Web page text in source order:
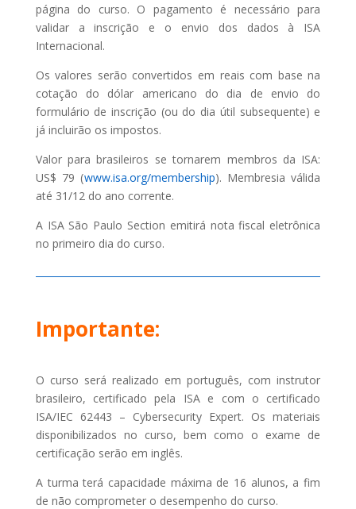
página do curso. O pagamento é necessário para
validar a inscrição e o envio dos dados à ISA
Internacional.
Os valores serão convertidos em reais com base na
cotação do dólar americano do dia de envio do
formulário de inscrição (ou do dia útil subsequente) e
já incluirão os impostos.
Valor para brasileiros se tornarem membros da ISA:
US$ 79 (www.isa.org/membership). Membresia válida
até 31/12 do ano corrente.
A ISA São Paulo Section emitirá nota fiscal eletrônica
no primeiro dia do curso.
Importante:
O curso será realizado em português, com instrutor
brasileiro, certificado pela ISA e com o certificado
ISA/IEC 62443 – Cybersecurity Expert. Os materiais
disponibilizados no curso, bem como o exame de
certificação serão em inglês.
A turma terá capacidade máxima de 16 alunos, a fim
de não comprometer o desempenho do curso.